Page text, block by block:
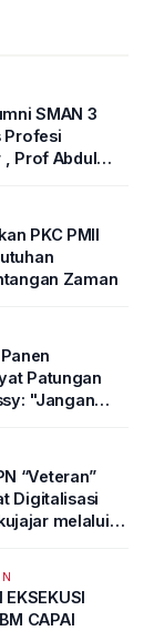
SMAN 3
Profesi
, Prof Abdul
PKC PMII
Zaman
Patungan
"Jangan
“Veteran”
Digitalisasi
melalui
EKSEKUSI
CAPAI